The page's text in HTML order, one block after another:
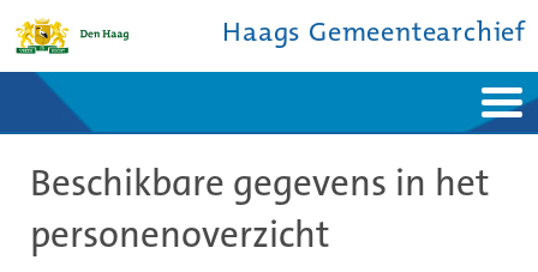
Haags Gemeentearchief
Ontdek de stad
De studiezaal
Bronnen en collecties
Contact
Beschikbare gegevens in het
personenoverzicht